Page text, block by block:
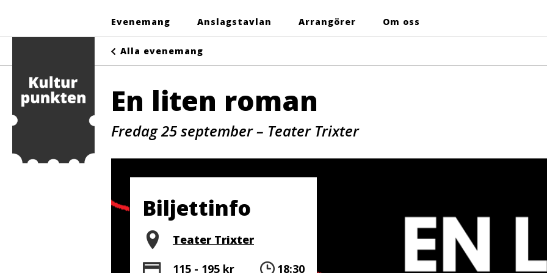
Evenemang Anslagstavlan Arrangörer Om oss
Alla evenemang
En liten roman
Fredag 25 september – Teater Trixter
Biljettinfo
Plats
Teater Trixter
Pris
115 - 195 kr Tid
18:30